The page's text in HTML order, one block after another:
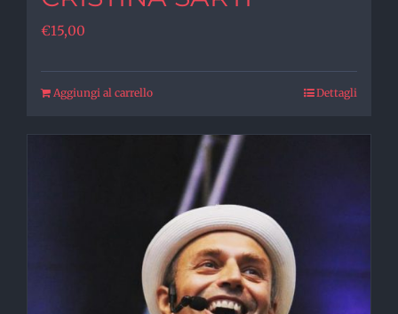
€15,00
Aggiungi al carrello Dettagli